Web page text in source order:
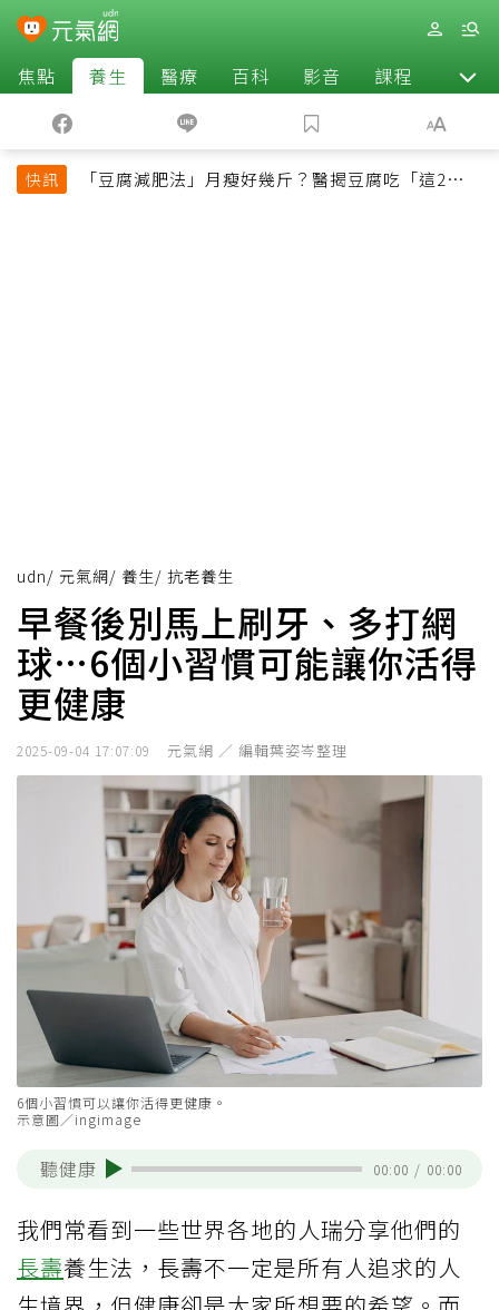
焦點 養生 醫療 百科 影音 課程 退休
快訊
「豆腐減肥法」月瘦好幾斤？醫揭豆腐吃「這2種最
udn/ 元氣網/ 養生/ 抗老養生
早餐後別馬上刷牙、多打網
球…6個小習慣可能讓你活得
更健康
2025-09-04 17:07:09 元氣網 ／ 編輯葉姿岑整理
6個小習慣可以讓你活得更健康。
示意圖／ingimage
聽健康 00:00 / 00:00
我們常看到一些世界各地的人瑞分享他們的
長壽養生法，長壽不一定是所有人追求的人